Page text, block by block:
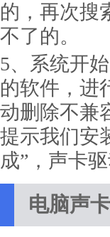
的，再次搜
不了的。
5、系统开
的软件，进
动删除不兼
提示我们安
成”，声卡
电脑声